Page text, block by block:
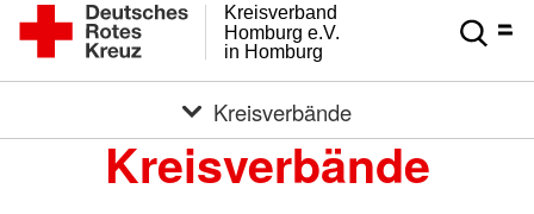
in Homburg
Homburg e.V.
Kreisverband
Kreisverbände
Kreisverbände